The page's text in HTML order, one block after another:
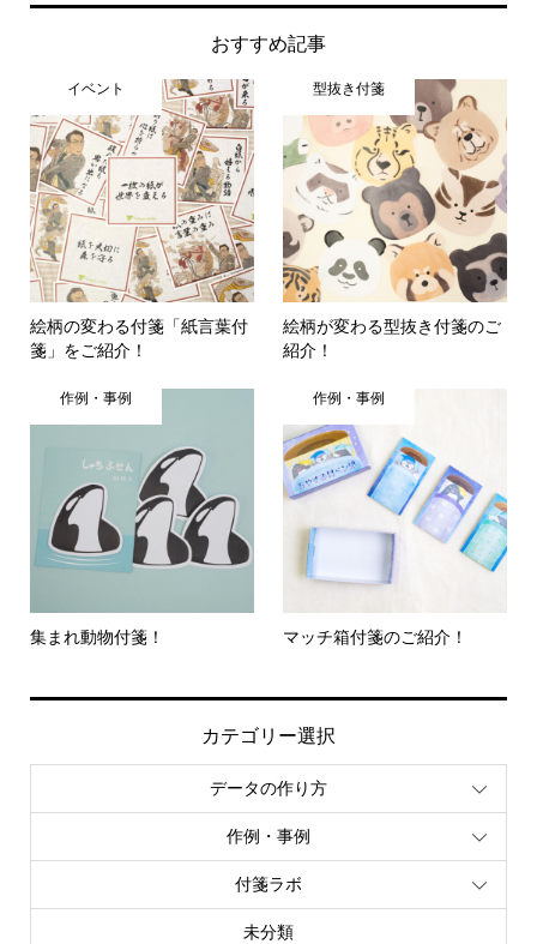
おすすめ記事
イベント
絵柄の変わる付箋「紙言葉付
箋」をご紹介！
型抜き付箋
絵柄が変わる型抜き付箋のご
紹介！
作例・事例
集まれ動物付箋！
作例・事例
マッチ箱付箋のご紹介！
カテゴリー選択
データの作り方
作例・事例
付箋ラボ
未分類